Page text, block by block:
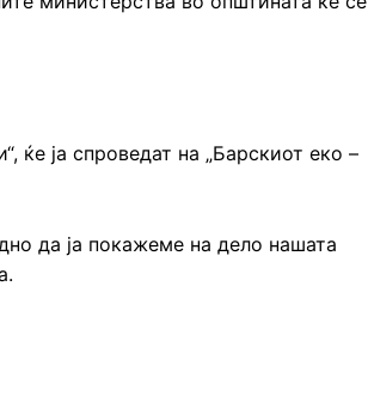
ќе ја спроведат на „Барскиот еко –
да ја покажеме на дело нашата